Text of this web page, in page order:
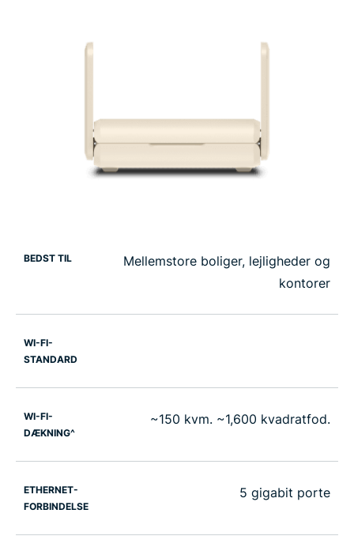
BEDST TIL
Mellemstore boliger, lejligheder og
kontorer
WI-FI-
STANDARD
WI-FI-
DÆKNING^
~150 kvm. ~1,600 kvadratfod.
ETHERNET-
FORBINDELSE
5 gigabit porte